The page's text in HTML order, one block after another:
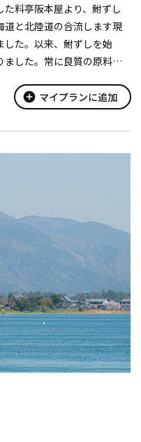
料亭阪本屋より、鮒ずし
道と北陸道の合流します現
た。以来、鮒ずしを始
した。常に良質の原料を
できま...
add_circle マイプランに追加